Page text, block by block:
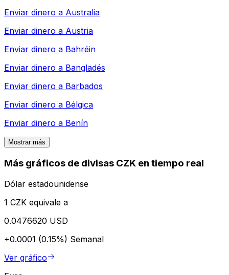
Enviar dinero a Australia
Enviar dinero a Austria
Enviar dinero a Bahréin
Enviar dinero a Bangladés
Enviar dinero a Barbados
Enviar dinero a Bélgica
Enviar dinero a Benín
Mostrar más
Más gráficos de divisas CZK en tiempo real
Dólar estadounidense
1 CZK equivale a
0.0476620 USD
+0.0001 (0.15%) Semanal
Ver gráfico